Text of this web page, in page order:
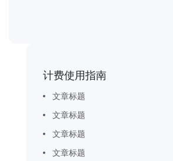
计费使用指南
文章标题
文章标题
文章标题
文章标题